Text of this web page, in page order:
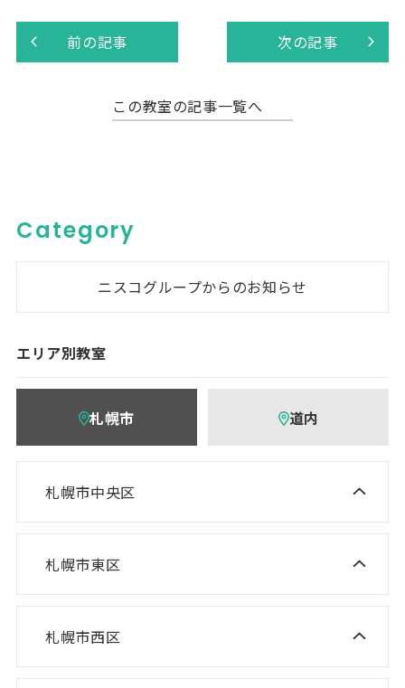
前の記事
この教室の記事一覧へ
次の記事
Category
ニスコグループからのお知らせ
エリア別教室
札幌市 道内
札幌市中央区
NISCO plus 伏見教室
NISCO plus 円山教室
札幌市東区
ニスコ進学スクール 札苗北教室
札幌市西区